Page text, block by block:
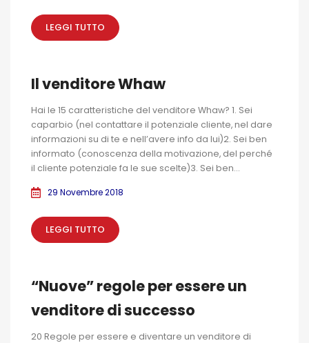
LEGGI TUTTO
Il venditore Whaw
Hai le 15 caratteristiche del venditore Whaw? 1. Sei
caparbio (nel contattare il potenziale cliente, nel dare
informazioni su di te e nell’avere info da lui)2. Sei ben
informato (conoscenza della motivazione, del perché
il cliente potenziale fa le sue scelte)3. Sei ben...
29 Novembre 2018
LEGGI TUTTO
“Nuove” regole per essere un
venditore di successo
20 Regole per essere e diventare un venditore di